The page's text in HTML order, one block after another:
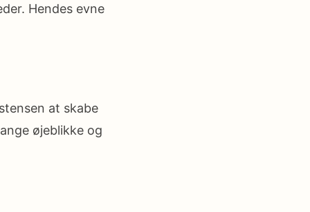
Hendes evne
at skabe
øjeblikke og